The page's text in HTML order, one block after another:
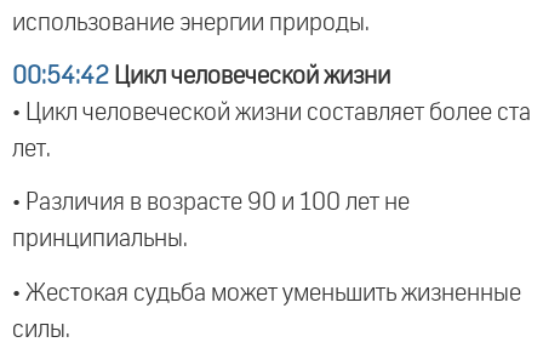
использование энергии природы.
00:54:42 Цикл человеческой жизни
• Цикл человеческой жизни составляет более ста
лет.
• Различия в возрасте 90 и 100 лет не
принципиальны.
• Жестокая судьба может уменьшить жизненные
силы.